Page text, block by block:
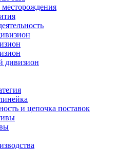
дивизион
и цепочка поставок